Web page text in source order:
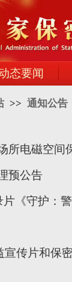
态要闻
>> 通知公告
所电磁空间
预公告
《守护：
宣传片和保